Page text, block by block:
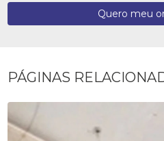
Quero meu
PÁGINAS